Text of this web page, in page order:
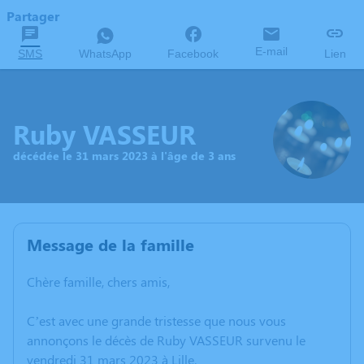
Partager
SMS WhatsApp Facebook E-mail Lien
Ruby VASSEUR
décédée le 31 mars 2023 à l'âge de 3 ans
Message de la famille
Chère famille, chers amis,
C’est avec une grande tristesse que nous vous
annonçons le décès de Ruby VASSEUR survenu le
vendredi 31 mars 2023 à Lille.